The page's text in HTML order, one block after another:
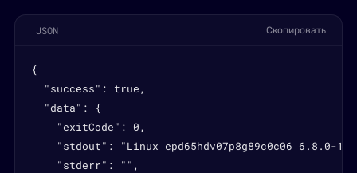
JSON Скопировать
{
  "success": true,
  "data": {
    "exitCode": 0,
"stdout": "Linux epd65hdv07p8g89c0c06 6.8.0-
    "stderr": "",